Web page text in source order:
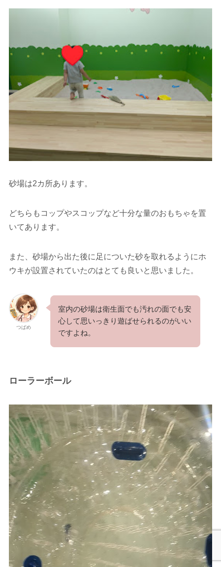
砂場は2カ所あります。
どちらもコップやスコップなど十分な量のおもちゃを置
いてあります。
また、砂場から出た後に足についた砂を取れるようにホ
ウキが設置されていたのはとても良いと思いました。
つばめ
室内の砂場は衛生面でも汚れの面でも安
心して思いっきり遊ばせられるのがいい
ですよね。
ローラーボール